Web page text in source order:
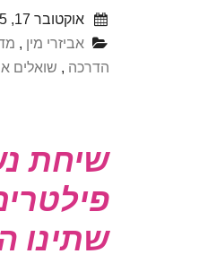
אוקטובר 17, 2025
אביזרי מין ,
הדרכה , שואלים
שיחת
שתינו